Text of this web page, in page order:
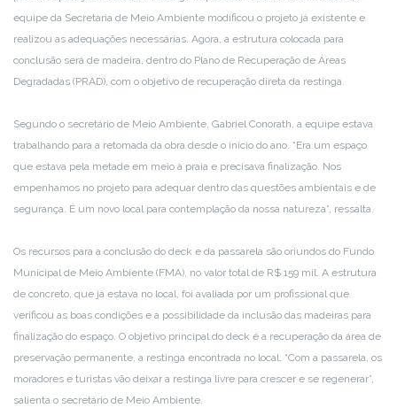
equipe da Secretaria de Meio Ambiente modificou o projeto já existente e
realizou as adequações necessárias. Agora, a estrutura colocada para
conclusão será de madeira, dentro do Plano de Recuperação de Áreas
Degradadas (PRAD), com o objetivo de recuperação direta da restinga.
Segundo o secretário de Meio Ambiente, Gabriel Conorath, a equipe estava
trabalhando para a retomada da obra desde o início do ano. “Era um espaço
que estava pela metade em meio à praia e precisava finalização. Nos
empenhamos no projeto para adequar dentro das questões ambientais e de
segurança. É um novo local para contemplação da nossa natureza”, ressalta.
Os recursos para a conclusão do deck e da passarela são oriundos do Fundo
Municipal de Meio Ambiente (FMA), no valor total de R$ 159 mil. A estrutura
de concreto, que já estava no local, foi avaliada por um profissional que
verificou as boas condições e a possibilidade da inclusão das madeiras para
finalização do espaço. O objetivo principal do deck é a recuperação da área de
preservação permanente, a restinga encontrada no local. “Com a passarela, os
moradores e turistas vão deixar a restinga livre para crescer e se regenerar”,
salienta o secretário de Meio Ambiente.